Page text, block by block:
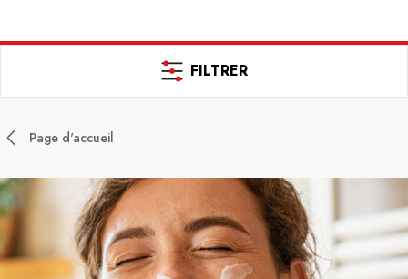
FILTRER
Page d'accueil